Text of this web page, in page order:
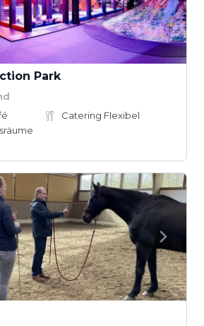
Park
Catering Flexibel